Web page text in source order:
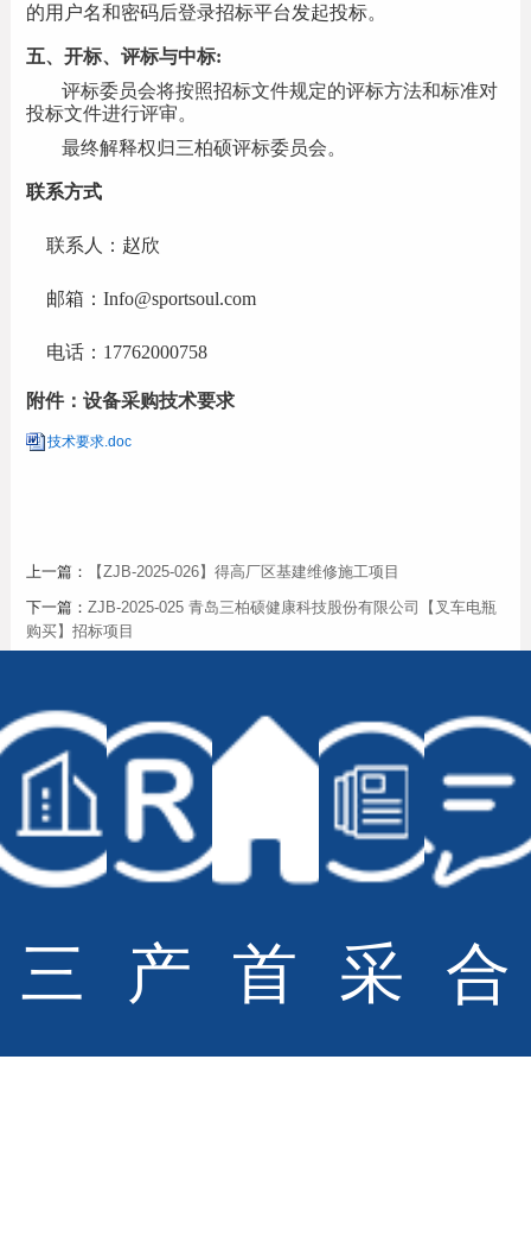
的用户名和密码后登录招标平台发起投标。
五、开标、评标与中标:
评标委员会将按照招标文件规定的评标方法和标准对
投标文件进行评审。
最终解释权归三柏硕评标委员会。
联系方式
联系人：赵欣
邮箱： Info@sportsoul.com
电话： 17762000758
附件：设备采购技术要求
技术要求.doc
上一篇：
【ZJB-2025-026】得高厂区基建维修施工项目
下一篇： ZJB-2025-025 青岛三柏硕健康科技股份有限公司【叉车电瓶
购买】招标项目
© Copyright Sportsoul Co.,Ltd All Rights Reserved
备案号：
鲁ICP备20028210号-2
网站地图
三
产
首
采
合